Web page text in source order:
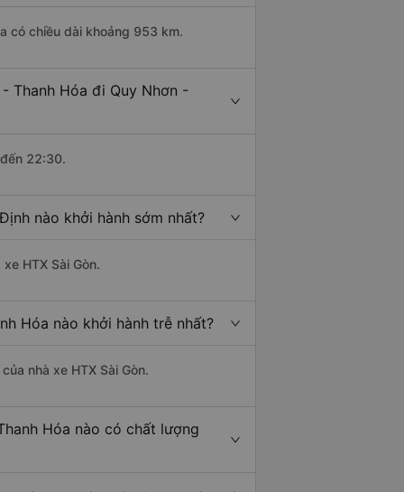
có chiều dài khoảng 953 km.
Thanh Hóa đi Quy Nhơn -
22:30.
nào khởi hành sớm nhất?
HTX Sài Gòn.
Hóa nào khởi hành trễ nhất?
nhà xe HTX Sài Gòn.
Hóa nào có chất lượng